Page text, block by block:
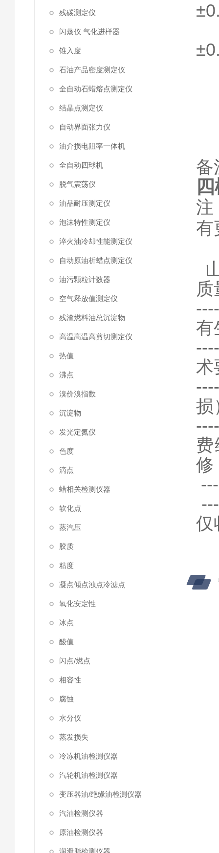
残碳测定仪
闪蒸仪 气化进样器
锥入度
石油产品密度测定仪
全自动石蜡熔点测定仪
结晶点测定仪
自动界面张力仪
油介损电阻率一体机
全自动四球机
脱气震荡仪
油品耐压测定仪
泡沫特性测定仪
淬火油冷却性能测定仪
自动原油析蜡点测定仪
油污颗粒计数器
空气释放值测定仪
残渣燃料油总沉淀物
高温高温高剪切测定仪
热值
沸点
溴价溴指数
沉淀物
发光定氮仪
色度
滴点
蜡相关检测仪器
软化点
蒸汽压
胶质
粘度
凝点傾点浊点冷滤点
氧化安定性
冰点
酸值
闪点/燃点
相容性
腐蚀
水分仪
蒸发损失
冷冻机油检测仪器
汽轮机油检测仪器
变压器油/绝缘油检测仪器
汽油检测仪器
原油检测仪器
润滑脂检测仪器
备
注
有
有
术
损
修
仅